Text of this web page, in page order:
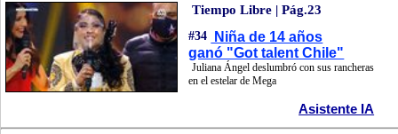
Tiempo Libre | Pág.23
#34
Niña de 14 años
ganó "Got talent Chile"
Juliana Ángel deslumbró con sus rancheras
en el estelar de Mega
Asistente IA